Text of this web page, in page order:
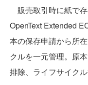
販売取引時に紙で存
OpenText Extended
本の保存申請から所
クルを一元管理。原
排除、ライフサイク